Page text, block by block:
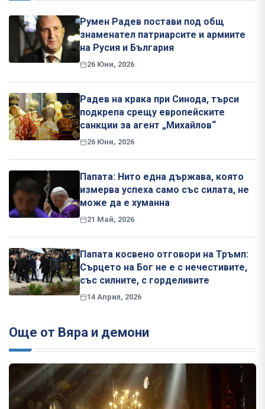
Румен Радев постави под общ
знаменател патриарсите и армиите
на Русия и България
26 Юни, 2026
Радев на крака при Синода, търси
подкрепа срещу европейските
санкции за агент „Михайлов“
26 Юни, 2026
Папата: Нито една държава, която
измерва успеха само със силата, не
може да е хуманна
21 Май, 2026
Папата косвено отговори на Тръмп:
Сърцето на Бог не е с нечестивите,
със силните, с горделивите
14 Април, 2026
Още от Вяра и демони